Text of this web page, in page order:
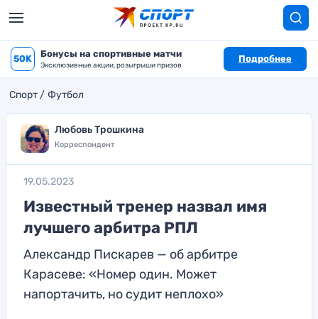
50K Бонусы на спортивные матчи
Эксклюзивные акции, розыгрыши призов
Подробнее
Спорт Футбол
Любовь Трошкина
Корреспондент
19.05.2023
Известный тренер назвал имя
лучшего арбитра РПЛ
Александр Пискарев — об арбитре
Карасеве: «Номер один. Может
напортачить, но судит неплохо»